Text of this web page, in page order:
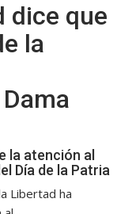
dice que
la
la atención al
Día de la Patria
Libertad ha